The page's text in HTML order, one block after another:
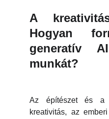
A
Hogyan
generatív
munkát?
Az építészet és
kreativitás, az